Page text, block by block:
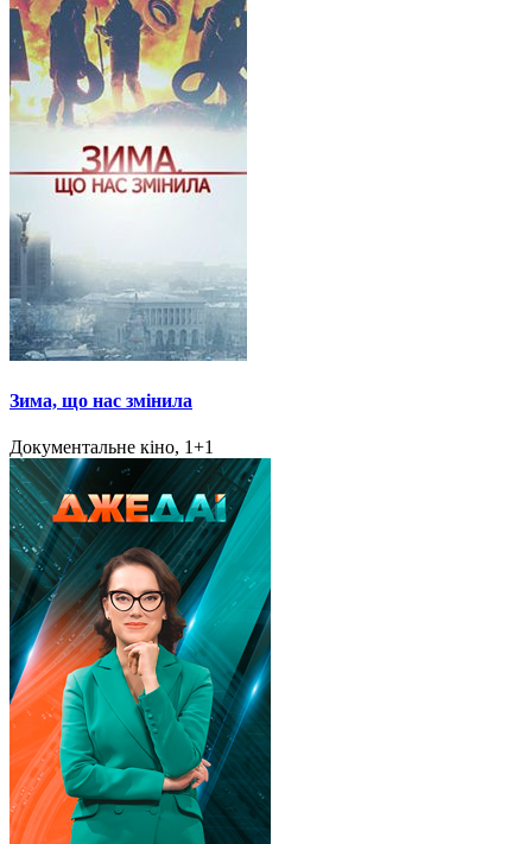
Зима, що нас змінила
Документальне кіно, 1+1